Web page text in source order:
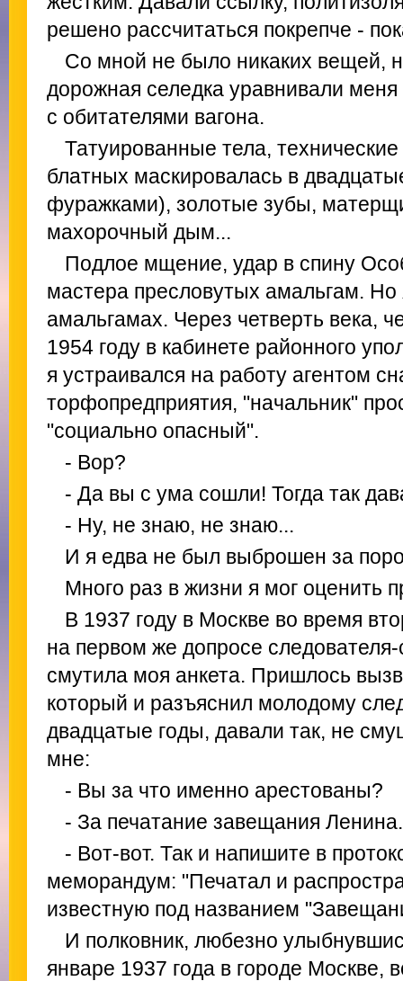
решено рассчитаться покрепче -
Со мной не было никаких вещей,
дорожная селедка уравнивали
с обитателями вагона.
Татуированные тела,
блатных маскировалась в
фуражками), золотые зубы,
махорочный дым...
Подлое мщение, удар в спину
мастера пресловутых амальгам.
амальгамах. Через четверть века,
1954 году в кабинете районного
я устраивался на работу агентом
торфопредприятия, "начальник"
"социально опасный".
- Вор?
- Да вы с ума сошли! Тогда так
- Ну, не знаю, не знаю...
И я едва не был выброшен за
Много раз в жизни я мог оценить
В 1937 году в Москве во время
на первом же допросе
смутила моя анкета. Пришлось
который и разъяснил молодому
двадцатые годы, давали так, не
мне:
- Вы за что именно арестованы?
- За печатание завещания Ленина.
- Вот-вот. Так и напишите в
меморандум: "Печатал и
известную под названием
И полковник, любезно
январе 1937 года в городе Москве,